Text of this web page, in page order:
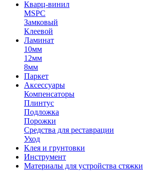
Кварц-винил
MSPC
Замковый
Клеевой
Ламинат
10мм
12мм
8мм
Паркет
Аксессуары
Компенсаторы
Плинтус
Подложка
Порожки
Средства для реставрации
Уход
Клея и грунтовки
Инструмент
Материалы для устройства стяжки